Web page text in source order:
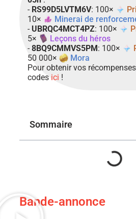
- RS99D5LVTM6V: 100×
10×
Minerai de
- UBRQC4MCT4PZ: 100×
5×
Leçons du héros
- 8BQ9CMMVS5PM : 100×
50 000×
Mora
Pour obtenir vos
codes ici !
Sommaire
Bande-annonce